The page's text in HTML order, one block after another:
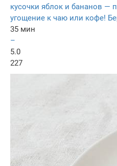
кусочки яблок и бананов —
угощение к чаю или кофе!
35 мин
–
5.0
227